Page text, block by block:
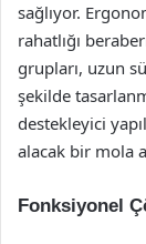
sağlıyor.
rahatlığı
grupları, uzun
şekilde
destekleyici
alacak bir mola
Fonksiyonel